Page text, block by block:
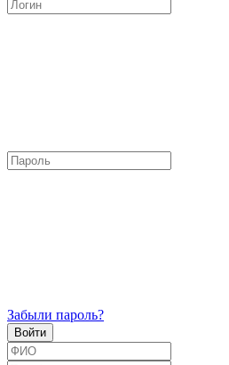
Забыли пароль?